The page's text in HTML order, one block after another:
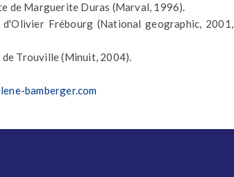
de Marguerite Duras (Marval, 1996).
Frébourg (National geographic, 2001,
Trouville (Minuit, 2004).
bamberger.com